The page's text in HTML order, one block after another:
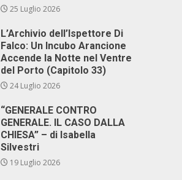
25 Luglio 2026
L’Archivio dell’Ispettore Di
Falco: Un Incubo Arancione
Accende la Notte nel Ventre
del Porto (Capitolo 33)
24 Luglio 2026
“GENERALE CONTRO
GENERALE. IL CASO DALLA
CHIESA” – di Isabella
Silvestri
19 Luglio 2026